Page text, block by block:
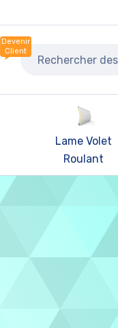
Devenir
Client
Lame Volet
Roulant